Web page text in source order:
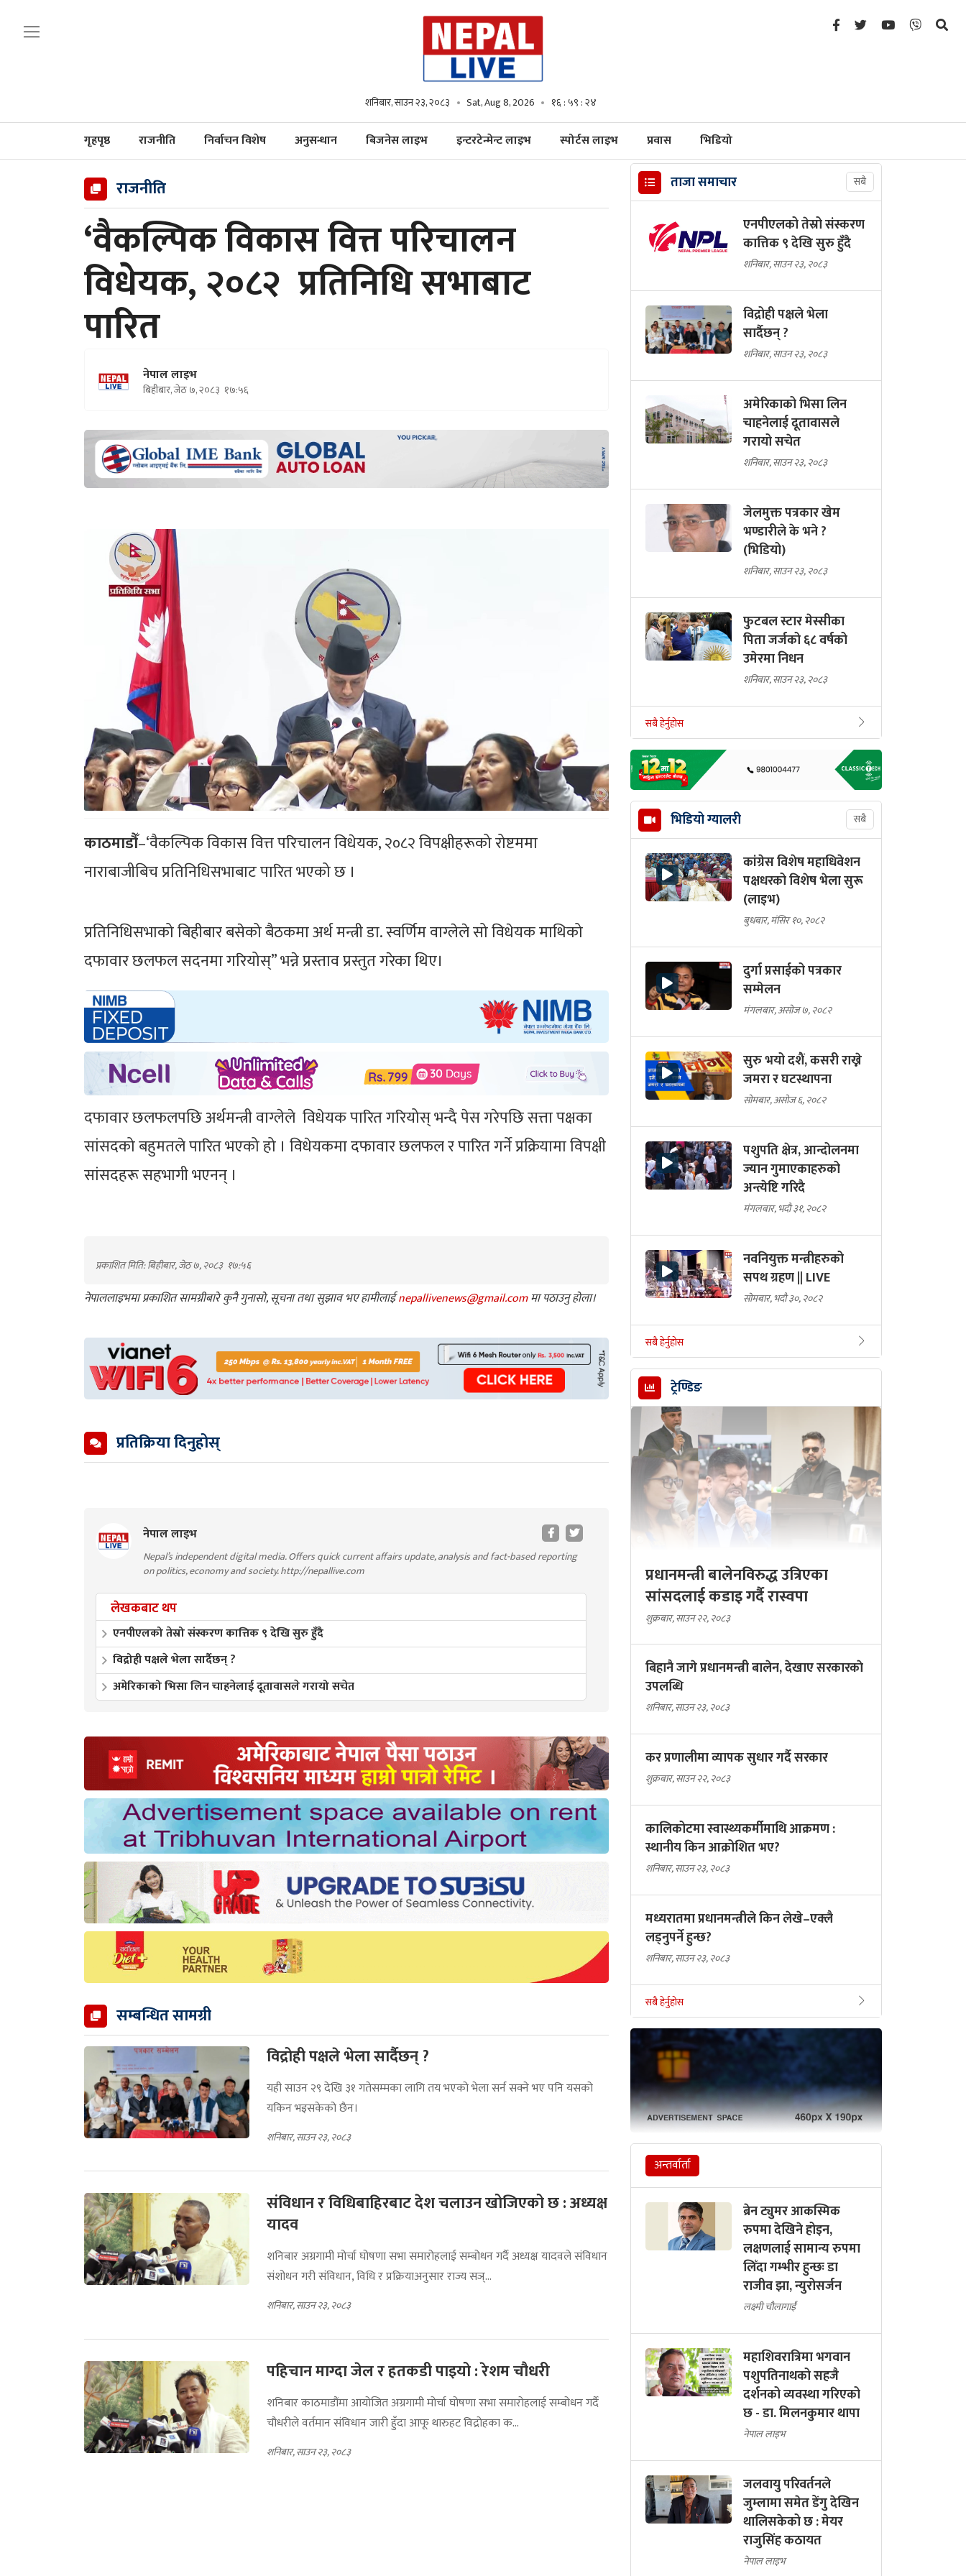
शनिबार, साउन २३, २०८३ Sat, Aug 8, 2026 १६ : ५९ : २५
गृहपृष्ठ राजनीति निर्वाचन विशेष अनुसन्धान बिजनेस लाइभ इन्टरटेन्मेन्ट लाइभ स्पोर्टस लाइभ प्रवास भिडियो
राजनीति
‘वैकल्पिक विकास वित्त परिचालन
विधेयक, २०८२ प्रतिनिधि सभाबाट
पारित
नेपाल लाइभ
बिहीबार, जेठ ७, २०८३ १७:५६
काठमाडौँ–‘वैकल्पिक विकास वित्त परिचालन विधेयक, २०८२ विपक्षीहरूको रोष्टममा
नाराबाजीबिच प्रतिनिधिसभाबाट पारित भएको छ ।
प्रतिनिधिसभाको बिहीबार बसेको बैठकमा अर्थ मन्त्री डा. स्वर्णिम वाग्लेले सो विधेयक माथिको
दफावार छलफल सदनमा गरियोस्” भन्ने प्रस्ताव प्रस्तुत गरेका थिए।
दफावार छलफलपछि अर्थमन्त्री वाग्लेले विधेयक पारित गरियोस् भन्दै पेस गरेपछि सत्ता पक्षका
सांसदको बहुमतले पारित भएको हो । विधेयकमा दफावार छलफल र पारित गर्ने प्रक्रियामा विपक्षी
सांसदहरू सहभागी भएनन् ।
प्रकाशित मिति: बिहीबार, जेठ ७, २०८३ १७:५६
नेपाललाइभमा प्रकाशित सामग्रीबारे कुनै गुनासो, सूचना तथा सुझाव भए हामीलाईnepallivenews@gmail.comमा पठाउनु होला।
प्रतिक्रिया दिनुहोस्
नेपाल लाइभ
Nepal’s independent digital media. Offers quick current affairs update, analysis and fact-based reporting
on politics, economy and society. http://nepallive.com
लेखकबाट थप
एनपीएलको तेस्रो संस्करण कात्तिक ९ देखि सुरु हुँदै
विद्रोही पक्षले भेला सार्दैछन् ?
अमेरिकाको भिसा लिन चाहनेलाई दूतावासले गरायो सचेत
सम्बन्धित सामग्री
विद्रोही पक्षले भेला सार्दैछन् ?
यही साउन २९ देखि ३१ गतेसम्मका लागि तय भएको भेला सर्न सक्ने भए पनि यसको
यकिन भइसकेको छैन।
शनिबार, साउन २३, २०८३
संविधान र विधिबाहिरबाट देश चलाउन खोजिएको छ : अध्यक्ष
यादव
शनिबार अग्रगामी मोर्चा घोषणा सभा समारोहलाई सम्बोधन गर्दै अध्यक्ष यादवले संविधान
संशोधन गरी संविधान, विधि र प्रक्रियाअनुसार राज्य सञ्...
शनिबार, साउन २३, २०८३
पहिचान माग्दा जेल र हतकडी पाइयो : रेशम चौधरी
शनिबार काठमाडौंमा आयोजित अग्रगामी मोर्चा घोषणा सभा समारोहलाई सम्बोधन गर्दै
चौधरीले वर्तमान संविधान जारी हुँदा आफू थारुहट विद्रोहका क...
शनिबार, साउन २३, २०८३
ताजा समाचार सबै
एनपीएलको तेस्रो संस्करण
कात्तिक ९ देखि सुरु हुँदै
शनिबार, साउन २३, २०८३
विद्रोही पक्षले भेला
सार्दैछन् ?
शनिबार, साउन २३, २०८३
अमेरिकाको भिसा लिन
चाहनेलाई दूतावासले
गरायो सचेत
शनिबार, साउन २३, २०८३
जेलमुक्त पत्रकार खेम
भण्डारीले के भने ?
(भिडियो)
शनिबार, साउन २३, २०८३
फुटबल स्टार मेस्सीका
पिता जर्जको ६८ वर्षको
उमेरमा निधन
शनिबार, साउन २३, २०८३
सबै हेर्नुहोस
भिडियो ग्यालरी सबै
कांग्रेस विशेष महाधिवेशन
पक्षधरको विशेष भेला सुरू
(लाइभ)
बुधबार, मंसिर १०, २०८२
दुर्गा प्रसाईको पत्रकार
सम्मेलन
मंगलबार, असोज ७, २०८२
सुरु भयो दशैं, कसरी राख्ने
जमरा र घटस्थापना
सोमबार, असोज ६, २०८२
पशुपति क्षेत्र, आन्दोलनमा
ज्यान गुमाएकाहरुको
अन्त्येष्टि गरिदै
मंगलबार, भदौ ३१, २०८२
नवनियुक्त मन्त्रीहरुको
सपथ ग्रहण || LIVE
सोमबार, भदौ ३०, २०८२
सबै हेर्नुहोस
ट्रेण्डिङ
प्रधानमन्त्री बालेनविरुद्ध उत्रिएका
सांसदलाई कडाइ गर्दै रास्वपा
शुक्रबार, साउन २२, २०८३
बिहानै जागे प्रधानमन्त्री बालेन, देखाए सरकारकाे
उपलब्धि
शनिबार, साउन २३, २०८३
कर प्रणालीमा व्यापक सुधार गर्दै सरकार
शुक्रबार, साउन २२, २०८३
कालिकोटमा स्वास्थ्यकर्मीमाथि आक्रमण :
स्थानीय किन आक्रोशित भए?
शनिबार, साउन २३, २०८३
मध्यरातमा प्रधानमन्त्रीले किन लेखे–एक्लै
लड्नुपर्ने हुन्छ?
शनिबार, साउन २३, २०८३
सबै हेर्नुहोस
अन्तर्वार्ता
ब्रेन ट्युमर आकस्मिक
रुपमा देखिने होइन,
लक्षणलाई सामान्य रुपमा
लिँदा गम्भीर हुन्छः डा
राजीव झा, न्युरोसर्जन
लक्ष्मी चौलागाईं
महाशिवरात्रिमा भगवान
पशुपतिनाथको सहजै
दर्शनको व्यवस्था गरिएको
छ - डा. मिलनकुमार थापा
नेपाल लाइभ
जलवायु परिवर्तनले
जुम्लामा समेत डेंगु देखिन
थालिसकेको छ : मेयर
राजुसिंह कठायत
नेपाल लाइभ